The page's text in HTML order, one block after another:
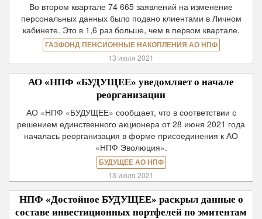
Во втором квартале 74 665 заявлений на изменение
персональных данных было подано клиентами в Личном
кабинете. Это в 1,6 раз больше, чем в первом квартале.
ГАЗФОНД ПЕНСИОННЫЕ НАКОПЛЕНИЯ АО НПФ
13 июля 2021
АО «НПФ «БУДУЩЕЕ» уведомляет о начале
реорганизации
АО «НПФ «БУДУЩЕЕ» сообщает, что в соответствии с
решением единственного акционера от 28 июня 2021 года
началась реорганизация в форме присоединения к АО
«НПФ Эволюция».
БУДУЩЕЕ АО НПФ
13 июля 2021
НПФ «Достойное БУДУЩЕЕ» раскрыл данные о
составе инвестиционных портфелей по эмитентам